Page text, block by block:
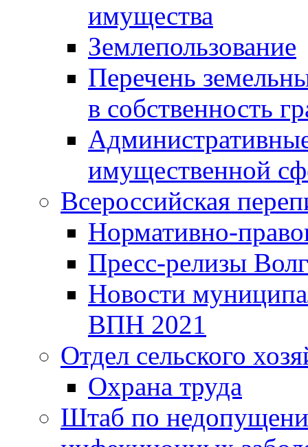
имущества
Землепользование
Перечень
в собственность
имущественной
Всероссийская
Нормативно-
Пресс-релизы
Новости
ВПН 2021
Отдел сельского
Охрана труда
Штаб по